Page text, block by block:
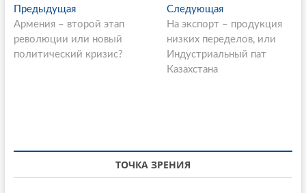
P
o
s
v
ПредыдущаяП
р
е
д
т
Армения – второй этап
революции или новый
политический кризис?
Следующая
л
е
д
а
На экспорт – продукция
низких переделов, или
Индустриальный пат
Казахстана
ТОЧКА ЗРЕНИЯ